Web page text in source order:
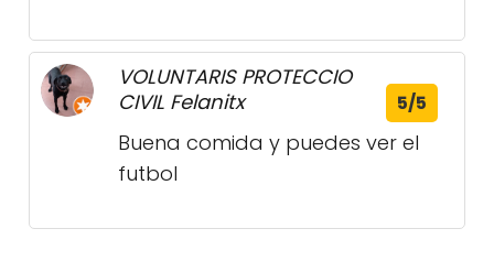
VOLUNTARIS PROTECCIO
CIVIL Felanitx
5/5
Buena comida y puedes ver el
futbol